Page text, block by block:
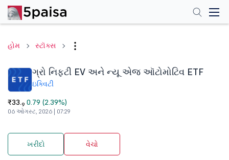
હોમ સ્ટૉક્સ
ગ્રો નિફ્ટી EV અને ન્યૂ એજ ઑટોમોટિવ ETF
ઇક્વિટી
₹33.9 0.79 (2.39%)
06 ઓગસ્ટ, 2026 | 07:29
ખરીદો વેચો